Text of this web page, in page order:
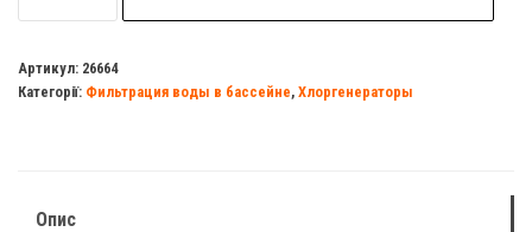
4
г/
Артикул: 26664
Категорії: Фильтрация воды в бассейне, Хлоргенераторы
Опис